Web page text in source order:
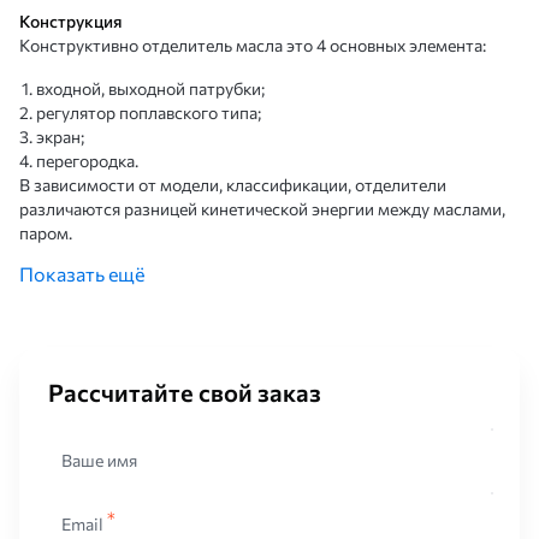
Конструкция
Конструктивно отделитель масла это 4 основных элемента:
входной, выходной патрубки;
регулятор поплавского типа;
экран;
перегородка.
В зависимости от модели, классификации, отделители
различаются разницей кинетической энергии между маслами,
паром.
Классификация
Устройства промывного типа, которые пропускают сжатые
прибора с масляным отсеком;
способом разделяют масла с воздушными массами. В таких
Показать ещё
Рассчитайте свой заказ
Ваше имя
Email